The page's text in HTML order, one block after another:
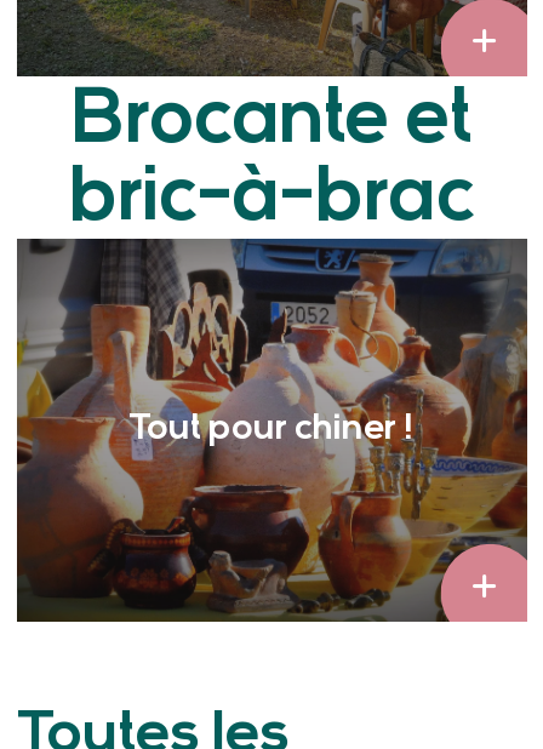
Brocante et
bric-à-brac
Tout pour chiner !
Toutes les